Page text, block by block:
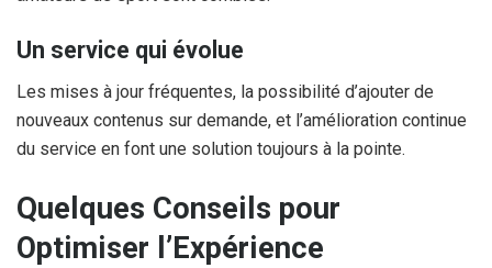
Un service qui évolue
Les mises à jour fréquentes, la possibilité d’ajouter de
nouveaux contenus sur demande, et l’amélioration continue
du service en font une solution toujours à la pointe.
Quelques Conseils pour
Optimiser l’Expérience